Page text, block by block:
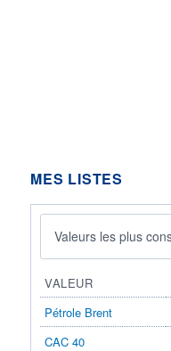
MES LISTES
Valeurs les plus
VALEUR
Pétrole Brent
CAC 40